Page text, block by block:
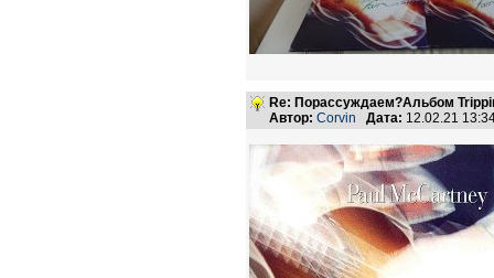
Re: Порассуждаем?Альбом
Автор: Corvin Дата: 12.02.21